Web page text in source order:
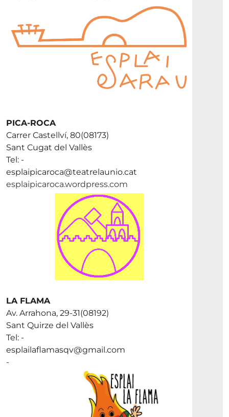
PICA-ROCA
Carrer Castellví, 80(08173)
Sant Cugat del Vallès
Tel: -
esplaipicaroca@teatrelaunio.cat
esplaipicaroca.wordpress.com
LA FLAMA
Av. Arrahona, 29-31(08192)
Sant Quirze del Vallès
Tel: -
esplailaflamasqv@gmail.com
-